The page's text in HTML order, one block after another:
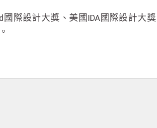
際設計大獎、美國IDA國際設計大獎